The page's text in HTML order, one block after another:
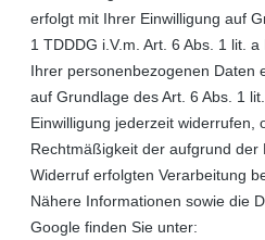
erfolgt mit Ihrer Einwilligung auf
1 TDDDG i.V.m. Art. 6 Abs. 1 lit.
Ihrer personenbezogenen Daten
auf Grundlage des Art. 6 Abs. 1
Einwilligung jederzeit widerrufen,
Rechtmäßigkeit der aufgrund der
Widerruf erfolgten Verarbeitung
Nähere Informationen sowie die
Google finden Sie unter: